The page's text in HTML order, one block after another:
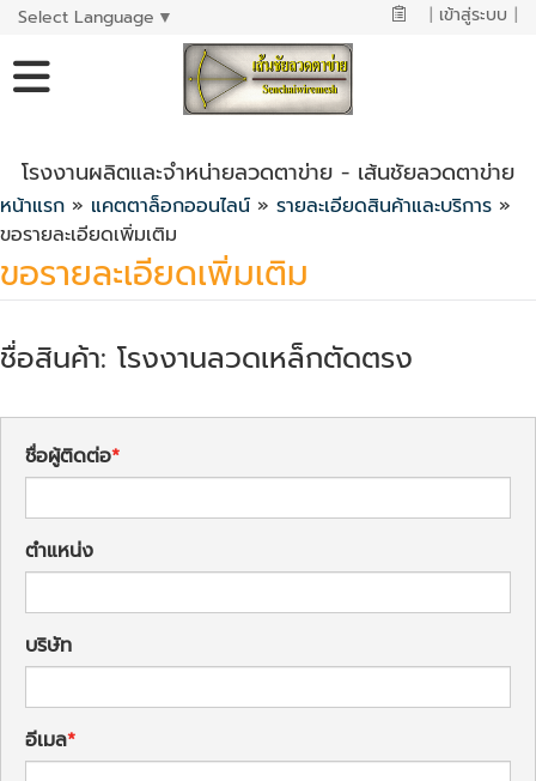
Select Language ▼ | เข้าสู่ระบบ |
โรงงานผลิตและจำหน่ายลวดตาข่าย - เส้นชัยลวดตาข่าย
หน้าแรก » แคตตาล็อกออนไลน์ » รายละเอียดสินค้าและบริการ »
ขอรายละเอียดเพิ่มเติม
ขอรายละเอียดเพิ่มเติม
ชื่อสินค้า: โรงงานลวดเหล็กตัดตรง
ชื่อผู้ติดต่อ
ตำแหน่ง
บริษัท
อีเมล